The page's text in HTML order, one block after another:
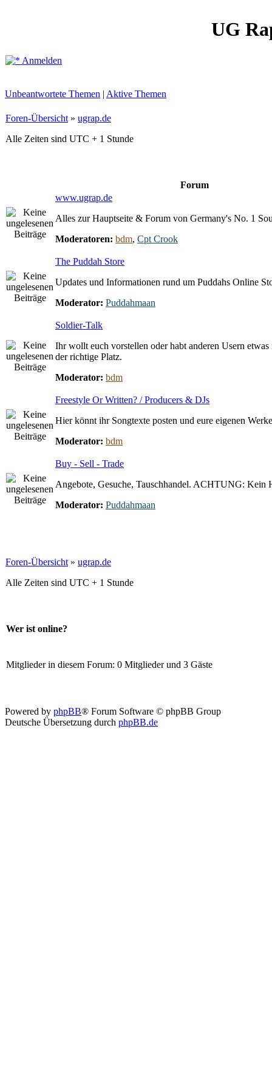
UG
Anmelden
Unbeantwortete Themen | Aktive Themen
Foren-Übersicht » ugrap.de
Alle Zeiten sind UTC + 1 Stunde
Forum
www.ugrap.de
Alles zur Hauptseite & Forum von Germany's No. 1
Moderatoren: bdm, Cpt Crook
The Puddah Store
Updates und Informationen rund um Puddahs Online
Moderator: Puddahmaan
Soldier-Talk
Ihr wollt euch vorstellen oder habt anderen Usern
der richtige Platz.
Moderator: bdm
Freestyle Or Written? / Producers & DJs
Hier könnt ihr Songtexte posten und eure eigenen
Moderator: bdm
Buy - Sell - Trade
Angebote, Gesuche, Tauschhandel. ACHTUNG: Kein
Moderator: Puddahmaan
Foren-Übersicht » ugrap.de
Alle Zeiten sind UTC + 1 Stunde
Wer ist online?
Mitglieder in diesem Forum: 0 Mitglieder und 3 Gäste
Powered by phpBB® Forum Software © phpBB Group
Deutsche Übersetzung durch phpBB.de